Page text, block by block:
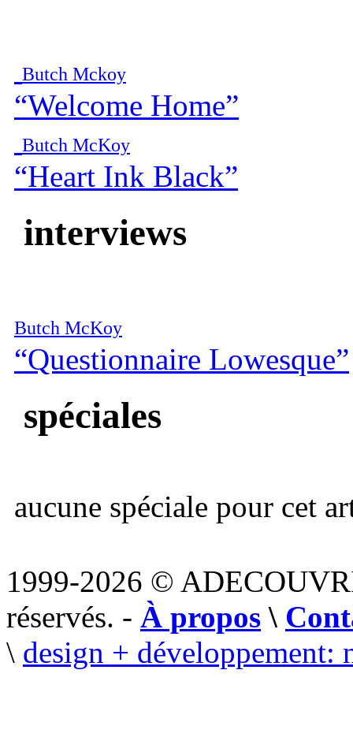
Butch Mckoy
“Welcome Home”
Butch McKoy
“Heart Ink Black”
interviews
Butch McKoy
“Questionnaire Lowesque”
spéciales
aucune spéciale pour cet
1999-2026 ©
réservés. - À propos \
\ design + développement: